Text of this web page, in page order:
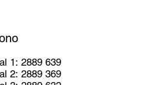
1: 2889 639
2: 2889 369